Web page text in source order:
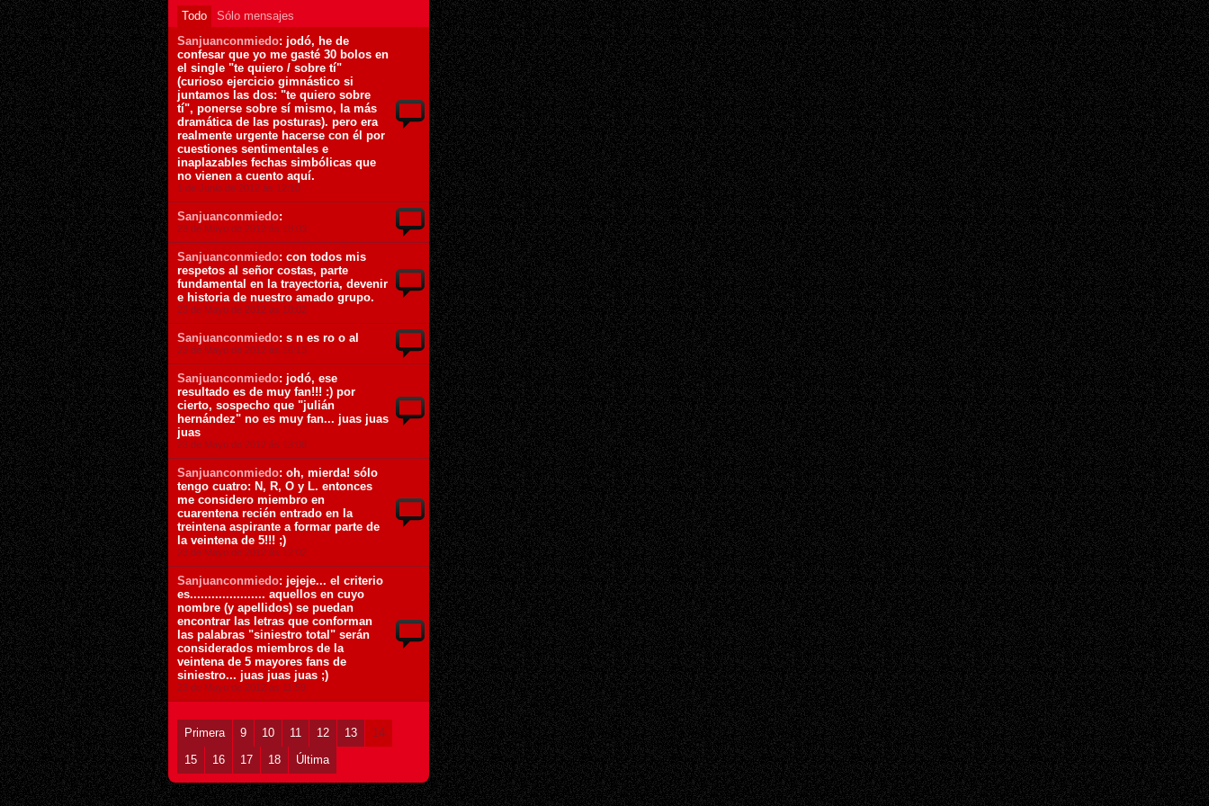
Todo
Sólo mensajes
Sanjuanconmiedo: jodó, he de
confesar que yo me gasté 30 bolos en
el single "te quiero / sobre tí"
(curioso ejercicio gimnástico si
juntamos las dos: "te quiero sobre
tí", ponerse sobre sí mismo, la más
dramática de las posturas). pero era
realmente urgente hacerse con él por
cuestiones sentimentales e
inaplazables fechas simbólicas que
no vienen a cuento aquí.
1 de Junio de 2012 ás 12:10
Sanjuanconmiedo:
23 de Mayo de 2012 ás 18:03
Sanjuanconmiedo: con todos mis
respetos al señor costas, parte
fundamental en la trayectoria, devenir
e historia de nuestro amado grupo.
23 de Mayo de 2012 ás 18:02
Sanjuanconmiedo: s n es ro o al
23 de Mayo de 2012 ás 16:13
Sanjuanconmiedo: jodó, ese
resultado es de muy fan!!! :) por
cierto, sospecho que "julián
hernández" no es muy fan... juas juas
juas
23 de Mayo de 2012 ás 13:08
Sanjuanconmiedo: oh, mierda! sólo
tengo cuatro: N, R, O y L. entonces
me considero miembro en
cuarentena recién entrado en la
treintena aspirante a formar parte de
la veintena de 5!!! ;)
23 de Mayo de 2012 ás 12:02
Sanjuanconmiedo: jejeje... el criterio
es..................... aquellos en cuyo
nombre (y apellidos) se puedan
encontrar las letras que conforman
las palabras "siniestro total" serán
considerados miembros de la
veintena de 5 mayores fans de
siniestro... juas juas juas ;)
23 de Mayo de 2012 ás 11:59
Primera 9 10 11 12 13
14
15
16 17 18 Última